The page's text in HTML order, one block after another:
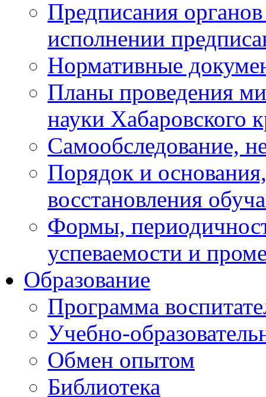
Предписания
исполнении
Нормативные
Планы проведения
науки Хабаровского
Самообследование,
Порядок и
восстановления
Формы,
успеваемости и
Образование
Программа
Учебно-
Обмен опытом
Библиотека